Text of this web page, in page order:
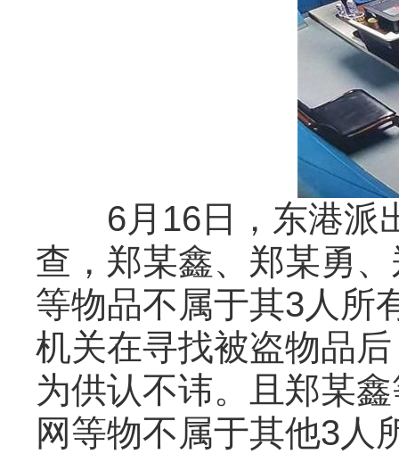
6月16日，东港派出
查，郑某鑫、郑某勇
等物品不属于其3人所
机关在寻找被盗物品
为供认不讳。且郑某
网等物不属于其他3人